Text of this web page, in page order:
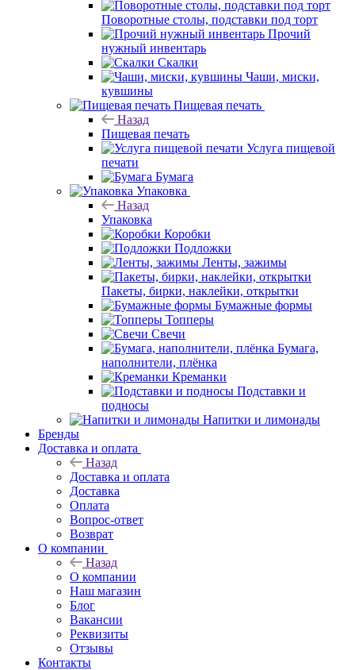
Поворотные столы, подставки под торт
Прочий
нужный инвентарь
Скалки
Чаши, миски,
кувшины
Пищевая печать
Назад
Пищевая печать
Услуга пищевой
печати
Бумага
Упаковка
Назад
Упаковка
Коробки
Подложки
Ленты, зажимы
Пакеты, бирки, наклейки, открытки
Бумажные формы
Топперы
Свечи
Бумага,
наполнители, плёнка
Креманки
Подставки и
подносы
Напитки и лимонады
Бренды
Доставка и оплата
Назад
Доставка и оплата
Доставка
Оплата
Вопрос-ответ
Возврат
О компании
Назад
О компании
Наш магазин
Блог
Вакансии
Реквизиты
Отзывы
Контакты